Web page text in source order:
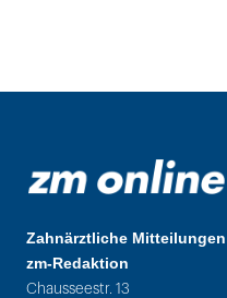
Zahnärztliche Mitteilungen
zm-Redaktion
Chausseestr. 13